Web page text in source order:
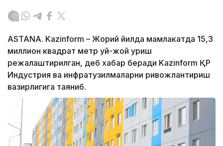
ASTANA. Kazinform – Жорий йилда мамлакатда 15,3
миллион квадрат метр уй-жой қуриш
режалаштирилган, деб хабар беради Kazinform ҚР
Индустрия ва инфратузилмаларни ривожлантириш
вазирлигига таяниб.